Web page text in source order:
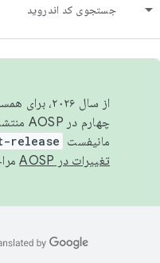
جستجوی کد اندروید
از سال
چهارم در AOSP منتشر خواهیم کرد. برای ساخت و مشارکت در AOSP،
مانیفست release
تغییرات در AOSP